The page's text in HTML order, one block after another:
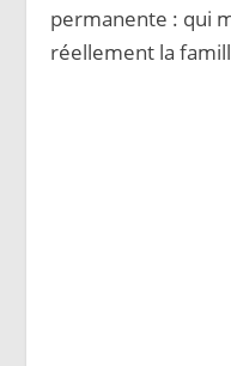
permanente : qui
réellement la